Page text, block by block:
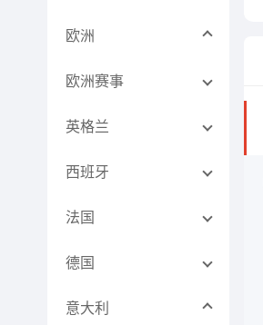
欧洲
欧洲赛事
英格兰
西班牙
法国
德国
意大利